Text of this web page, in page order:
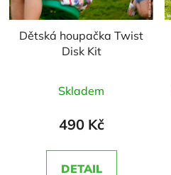
Dětská houpačka Twist
Disk Kit
hodnocení
produktu
5,0
Skladem
490 Kč
DETAIL